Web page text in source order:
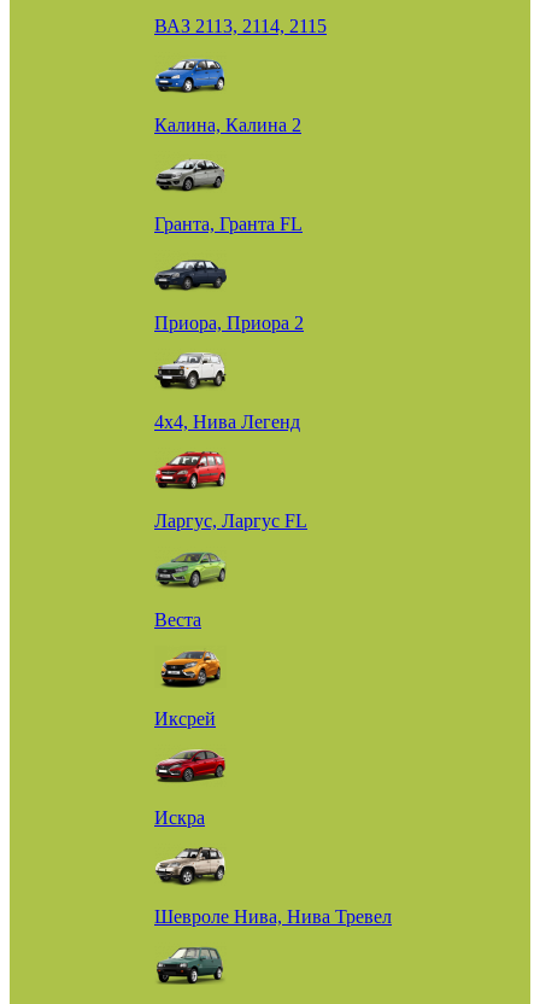
ВАЗ 2113, 2114, 2115
Калина, Калина 2
Гранта, Гранта FL
Приора, Приора 2
4х4, Нива Легенд
Ларгус, Ларгус FL
Веста
Иксрей
Искра
Шевроле Нива, Нива Тревел